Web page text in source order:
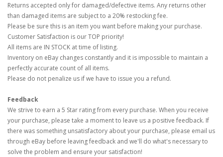
Returns accepted only for damaged/defective items. Any returns other
than damaged items are subject to a 20% restocking fee.
Please be sure this is an item you want before making your purchase.
Customer Satisfaction is our TOP priority!
All items are IN STOCK at time of listing.
Inventory on eBay changes constantly and it is impossible to maintain a
perfectly accurate count of all items.
Please do not penalize us if we have to issue you a refund.
Feedback
We strive to earn a 5 Star rating from every purchase. When you receive
your purchase, please take a moment to leave us a positive feedback. If
there was something unsatisfactory about your purchase, please email us
through eBay before leaving feedback and we'll do what's necessary to
solve the problem and ensure your satisfaction!